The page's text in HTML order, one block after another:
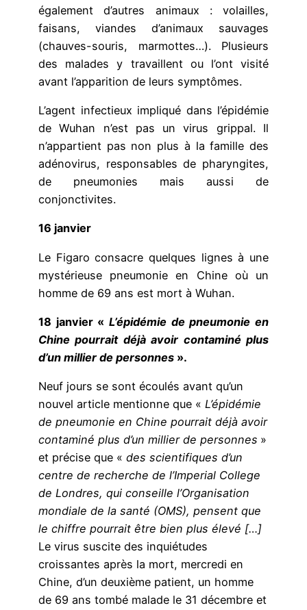
également d’autres animaux : volailles,
faisans, viandes d’animaux sauvages
(chauves-souris, marmottes…). Plusieurs
des malades y travaillent ou l’ont visité
avant l’apparition de leurs symptômes.
L’agent infectieux impliqué dans l’épidémie
de Wuhan n’est pas un virus grippal. Il
n’appartient pas non plus à la famille des
adénovirus, responsables de pharyngites,
de pneumonies mais aussi de
conjonctivites.
16 janvier
Le Figaro consacre quelques lignes à une
mystérieuse pneumonie en Chine où un
homme de 69 ans est mort à Wuhan.
18 janvier « L’épidémie de pneumonie en
Chine pourrait déjà avoir contaminé plus
d’un millier de personnes ».
Neuf jours se sont écoulés avant qu’un
nouvel article mentionne que « L’épidémie
de pneumonie en Chine pourrait déjà avoir
contaminé plus d’un millier de personnes »
et précise que « des scientifiques d’un
centre de recherche de l’Imperial College
de Londres, qui conseille l’Organisation
mondiale de la santé (OMS), pensent que
le chiffre pourrait être bien plus élevé […]
Le virus suscite des inquiétudes
croissantes après la mort, mercredi en
Chine, d’un deuxième patient, un homme
de 69 ans tombé malade le 31 décembre et